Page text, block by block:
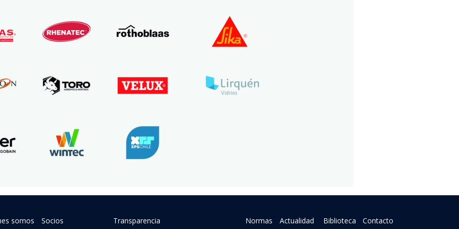
somos Socios Transparencia Normas Actualidad Biblioteca Contacto